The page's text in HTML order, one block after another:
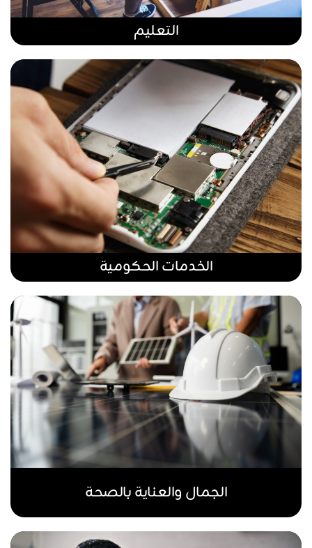
التعليم
الخدمات الحكومية
الجمال والعناية بالصحة